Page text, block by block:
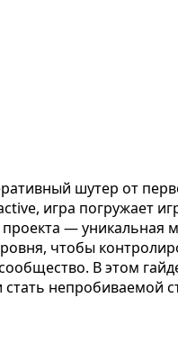
шутер от
игра погружает
— уникальная
чтобы
В этом
непробиваемой